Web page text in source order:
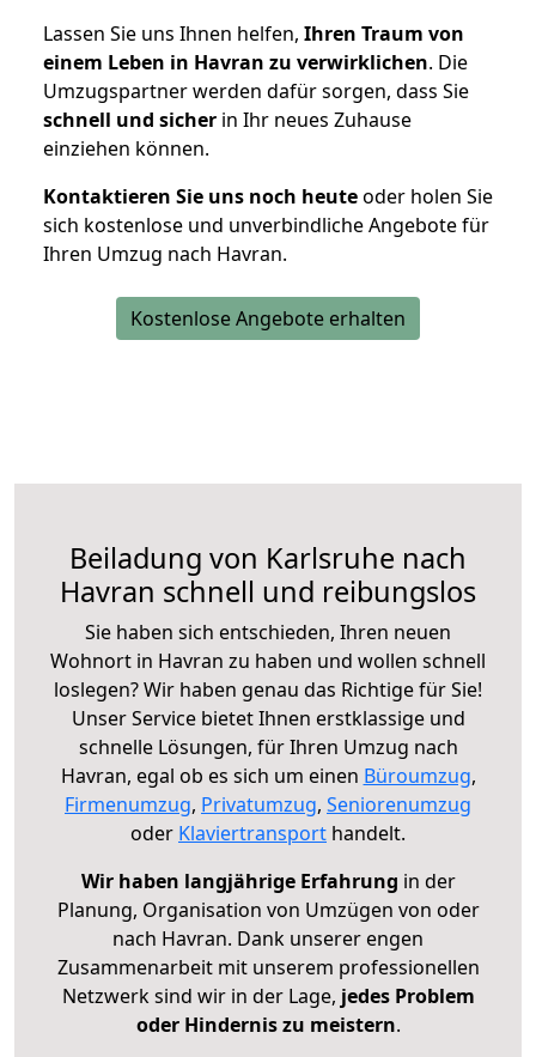
Lassen Sie uns Ihnen helfen, Ihren Traum von
einem Leben in Havran zu verwirklichen. Die
Umzugspartner werden dafür sorgen, dass Sie
schnell und sicher in Ihr neues Zuhause
einziehen können.
Kontaktieren Sie uns noch heuteoder holen Sie
sich kostenlose und unverbindliche Angebote für
Ihren Umzug nach Havran.
Kostenlose Angebote erhalten
Beiladung von Karlsruhe nach
Havran schnell und reibungslos
Sie haben sich entschieden, Ihren neuen
Wohnort in Havran zu haben und wollen schnell
loslegen? Wir haben genau das Richtige für Sie!
Unser Service bietet Ihnen erstklassige und
schnelle Lösungen, für Ihren Umzug nach
Havran, egal ob es sich um einen Büroumzug,
Firmenumzug, Privatumzug, Seniorenumzug
oder Klaviertransport handelt.
Wir haben langjährige Erfahrung in der
Planung, Organisation von Umzügen von oder
nach Havran. Dank unserer engen
Zusammenarbeit mit unserem professionellen
Netzwerk sind wir in der Lage, jedes Problem
oder Hindernis zu meistern.